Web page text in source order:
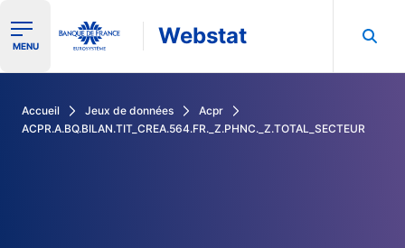
Ouvrir le menu de navigation
MENU Webstat
Accueil Jeux de données
Acpr
ACPR.A.BQ.BILAN.TIT_CREA.564.FR._Z.PHNC._Z.TOTAL_SECTEUR